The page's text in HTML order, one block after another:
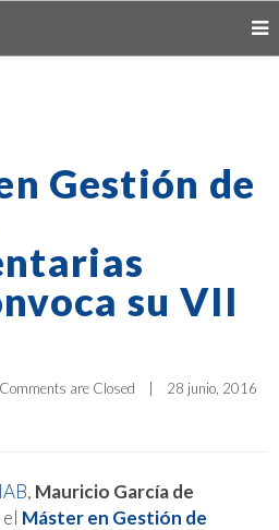
Gestión de
su VII
Comments are Closed
, Mauricio García de
Máster en Gestión de